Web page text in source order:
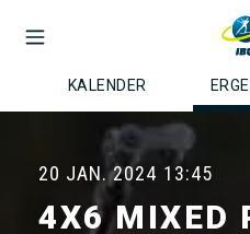
KALENDER
20 JAN. 2024 13:45
4X6 MIXED